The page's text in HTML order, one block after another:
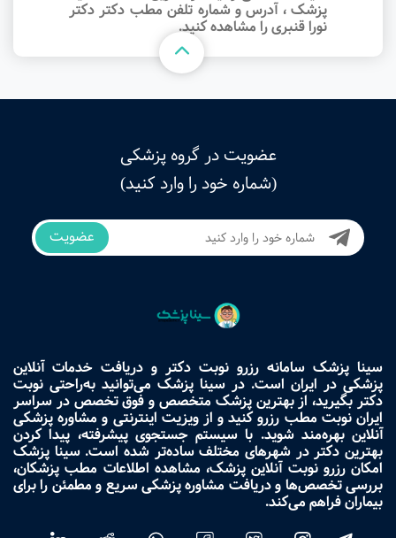
پزشک ، آدرس و شماره تلفن مطب دکتر دکتر
نورا قنبری را مشاهده کنید.
عضویت در گروه پزشکی
(شماره خود را وارد کنید)
عضویت
سینا پزشک سامانه رزرو نوبت دکتر و دریافت خدمات آنلاین
پزشکی در ایران است. در سینا پزشک می‌توانید به‌راحتی نوبت
دکتر بگیرید، از بهترین پزشک متخصص و فوق تخصص در سراسر
ایران نوبت مطب رزرو کنید و از ویزیت اینترنتی و مشاوره پزشکی
آنلاین بهره‌مند شوید. با سیستم جستجوی پیشرفته، پیدا کردن
بهترین دکتر در شهرهای مختلف ساده‌تر شده است. سینا پزشک
امکان رزرو نوبت آنلاین پزشک، مشاهده اطلاعات مطب پزشکان،
بررسی تخصص‌ها و دریافت مشاوره پزشکی سریع و مطمئن را برای
بیماران فراهم می‌کند.